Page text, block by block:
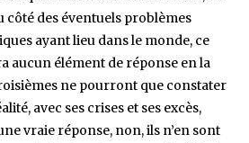
des éventuels problèmes
ayant lieu dans le monde, ce
aucun élément de réponse en la
ne pourront que constater
avec ses crises et ses excès,
vraie réponse, non, ils n’en sont